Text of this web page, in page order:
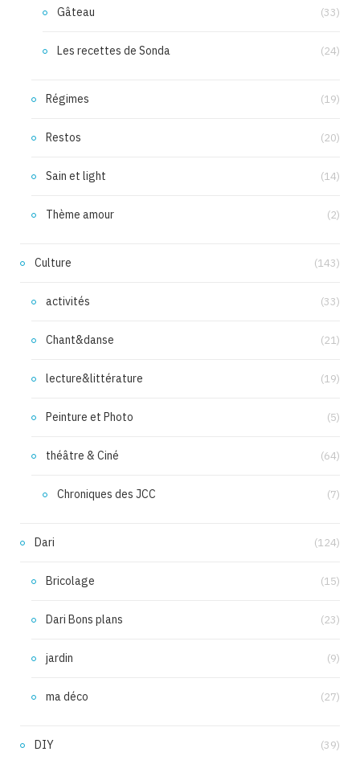
Gâteau (33)
Les recettes de Sonda (24)
Régimes (19)
Restos (20)
Sain et light (14)
Thème amour (2)
Culture (143)
activités (33)
Chant&danse (21)
lecture&littérature (19)
Peinture et Photo (5)
théâtre & Ciné (64)
Chroniques des JCC (7)
Dari (124)
Bricolage (15)
Dari Bons plans (23)
jardin (9)
ma déco (27)
DIY (39)